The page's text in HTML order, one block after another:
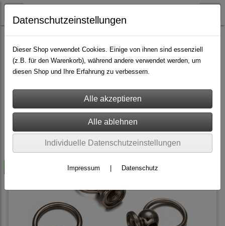
Nieten & Zubehör
Sortierung wählen
Produkte je Seite
Datenschutzeinstellungen
Dieser Shop verwendet Cookies. Einige von ihnen sind essenziell
(z.B. für den Warenkorb), während andere verwendet werden, um
diesen Shop und Ihre Erfahrung zu verbessern.
Individuelle Datenschutzeinstellungen
Impressum Datenschutz